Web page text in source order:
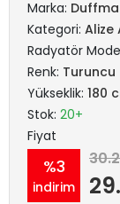
Marka:
Kategori: Alize
Radyatör
Renk: Turuncu
Yükseklik: 180
Stok: 20+
Fiyat
%3
indirim